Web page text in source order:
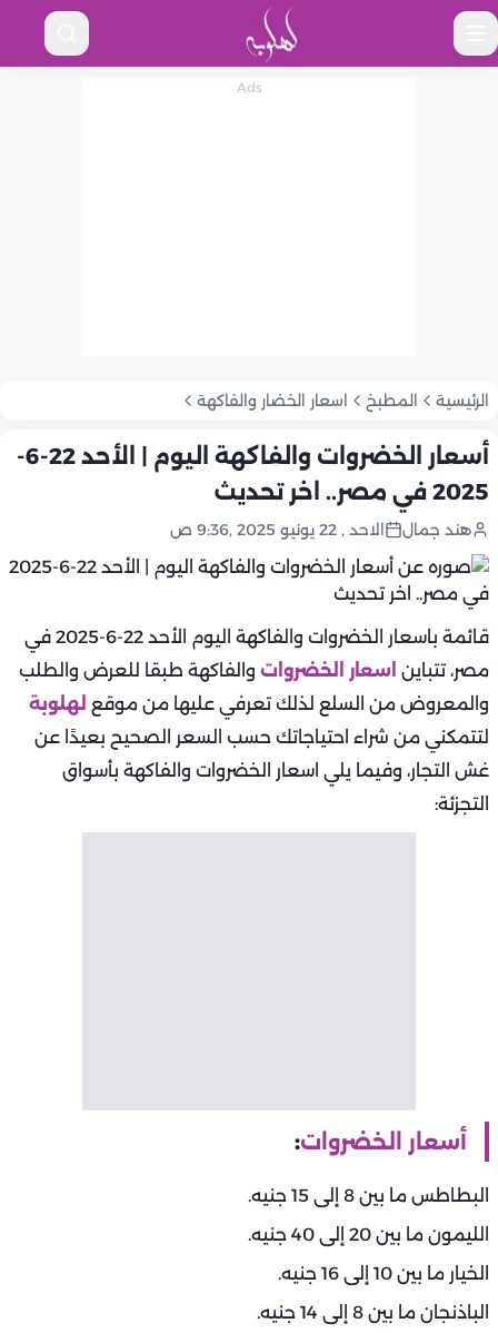
الرئيسية المطبخ اسعار الخضار والفاكهة
أسعار الخضروات والفاكهة اليوم | الأحد 22-6-
2025 في مصر.. اخر تحديث
هند جمال الاحد , 22 يونيو 2025 ,9:36 ص
قائمة باسعار الخضروات والفاكهة اليوم الأحد 22-6-2025 في
مصر، تتباين اسعار الخضروات والفاكهة طبقا للعرض والطلب
والمعروض من السلع لذلك تعرفي عليها من موقع لهلوبة
لتتمكني من شراء احتياجاتك حسب السعر الصحيح بعيدًا عن
غش التجار، وفيما يلي اسعار الخضروات والفاكهة بأسواق
التجزئة:
أسعار الخضروات:
البطاطس ما بين 8 إلى 15 جنيه.
الليمون ما بين 20 إلى 40 جنيه.
الخيار ما بين 10 إلى 16 جنيه.
الباذنجان ما بين 8 إلى 14 جنيه.